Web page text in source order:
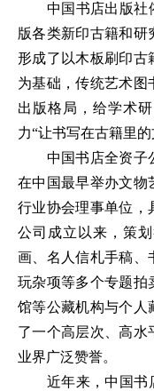
中国书店出版社依
版各类新印古籍和研
形成了以木板刷印古
为基础，传统艺术图
出版格局，给学术
力“让书写在古籍里的
中国书店全资子公
在中国最早举办文物
行业协会理事单位，
公司成立以来，策
画、名人信札手稿、
玩杂项等多个专题拍
馆等公藏机构与个人
了一个高层次、高水
业界广泛赞誉。
近年来，中国书店